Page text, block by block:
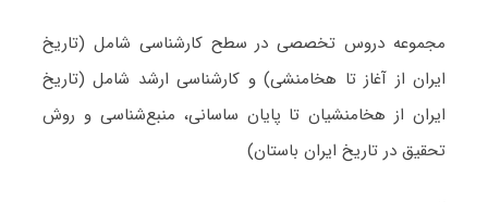
مجموعه دروس تخصصی در سطح کارشناسی شامل (تاریخ
ایران از آغاز تا هخامنشی) و کارشناسی ارشد شامل (تاریخ
ایران از هخامنشیان تا پایان ساسانی، منبع‌شناسی و روش
تحقیق در تاریخ ایران باستان)